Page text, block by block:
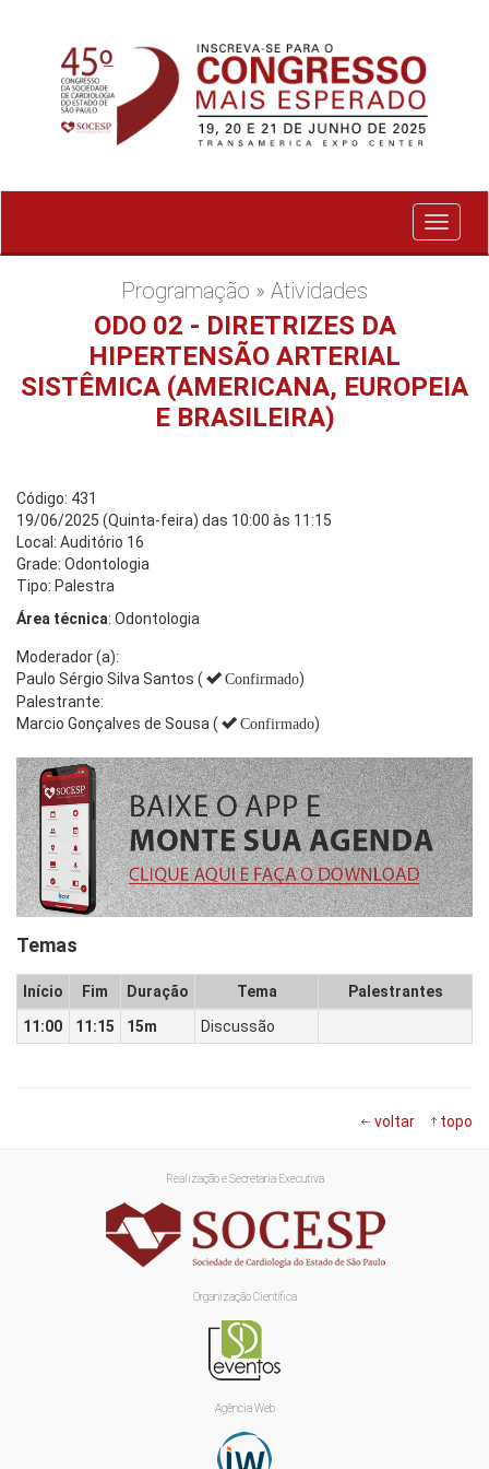
Exibir
menu
Programação » Atividades
ODO 02 - DIRETRIZES DA
HIPERTENSÃO ARTERIAL
SISTÊMICA (AMERICANA, EUROPEIA
E BRASILEIRA)
Código: 431
19/06/2025 (Quinta-feira) das 10:00 às 11:15
Local: Auditório 16
Grade: Odontologia
Tipo: Palestra
Área técnica: Odontologia
Moderador (a):
Paulo Sérgio Silva Santos (
Confirmado)
Palestrante:
Marcio Gonçalves de Sousa (
Confirmado)
Temas
Início Fim Duração Tema
Palestrantes
11:00
11:15 15m Discussão
voltar topo
Realização e Secretaria Executiva
Organização Científica
Agência Web